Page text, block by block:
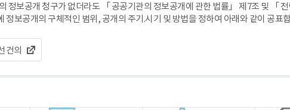
정보공개 청구가 없더라도 「 공공기관의 정보공개에 관한 법률」 제7조 및 「
정보공개의 구체적인 범위, 공개의 주기.시기 및 방법을 정하여 아래와 같이 공표
건의